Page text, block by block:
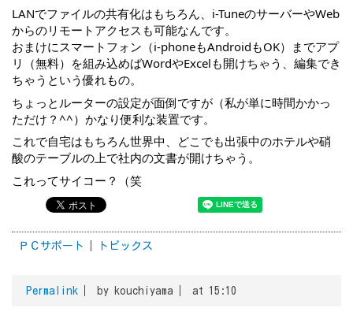
LANでファイルの共有化はもちろん、i-TuneのサーバーやWeb
からのリモートアクセスも可能なんです。
おまけにスマートフォン（i-phoneもAndroidもOK）までアプ
リ（無料）を組み込めばWordやExcelも開けちゃう、編集でき
ちゃうという優れもの。
ちょっとルーターの設定が面倒ですが（私が単に時間かかっ
ただけ？^^）かなり便利な装置です。
これで自宅はもちろん世界中、どこでも出張中のホテルや硝
酸のテーブルの上で社内の文書が開けちゃう。
これってサイコー？（笑
ＰＣサポート トピックス
Permalink by kouchiyama at 15:10